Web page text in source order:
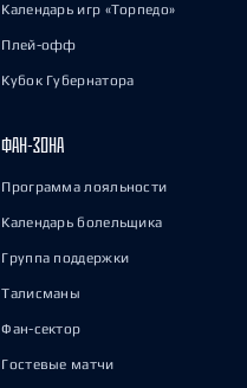
Календарь игр «Торпедо»
Плей-офф
Кубок Губернатора
ФАН-ЗОНА
Программа лояльности
Календарь болельщика
Группа поддержки
Талисманы
Фан-сектор
Гостевые матчи